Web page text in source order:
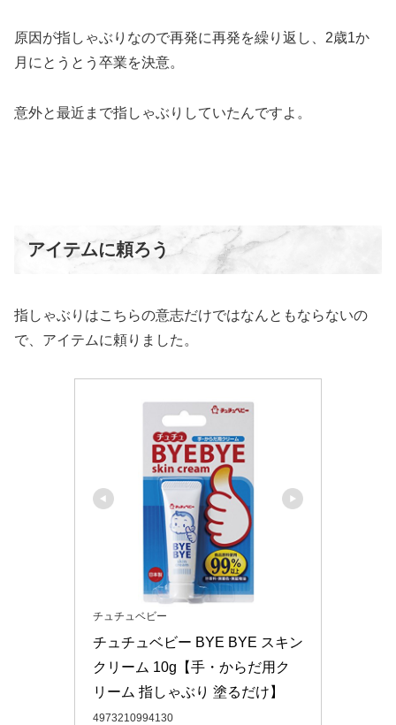
原因が指しゃぶりなので再発に再発を繰り返し、2歳1か
月にとうとう卒業を決意。
意外と最近まで指しゃぶりしていたんですよ。
アイテムに頼ろう
指しゃぶりはこちらの意志だけではなんともならないの
で、アイテムに頼りました。
チュチュベビー
チュチュベビー BYE BYE スキン
クリーム 10g【手・からだ用ク
リーム 指しゃぶり 塗るだけ】
4973210994130